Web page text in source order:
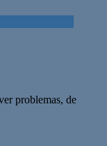
problemas, de